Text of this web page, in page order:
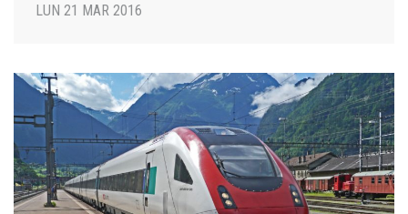
LUN 21 MAR 2016